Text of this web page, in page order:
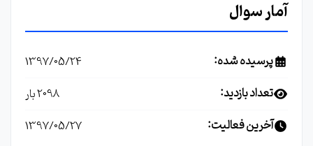
آمار سوال
پرسیده شده: 1397/05/24
تعداد بازدید: 2098 بار
آخرین فعالیت: 1397/05/27